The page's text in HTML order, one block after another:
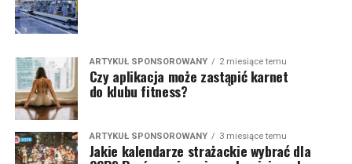
ARTYKUŁ SPONSOROWANY 2 miesiące temu
Czy aplikacja może zastąpić karnet
do klubu fitness?
ARTYKUŁ SPONSOROWANY 3 miesiące temu
Jakie kalendarze strażackie wybrać dla